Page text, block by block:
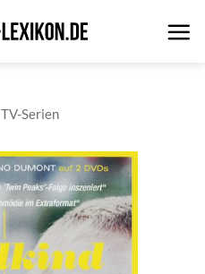
TV-Serien